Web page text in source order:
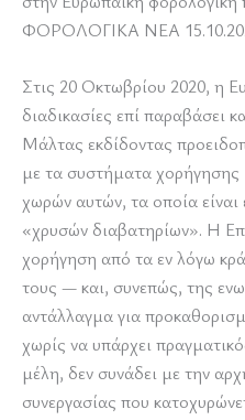
ΦΟΡΟΛΟΓΙΚΑ ΝΕΑ
Στις 20 Οκτωβρίου 2020, η
διαδικασίες επί παραβάσει
Μάλτας εκδίδοντας
με τα συστήματα χορήγησης
χωρών αυτών, τα οποία
«χρυσών διαβατηρίων». Η
χορήγηση από τα εν λόγω
τους — και, συνεπώς, της
αντάλλαγμα για
χωρίς να υπάρχει
μέλη, δεν συνάδει με την
συνεργασίας που